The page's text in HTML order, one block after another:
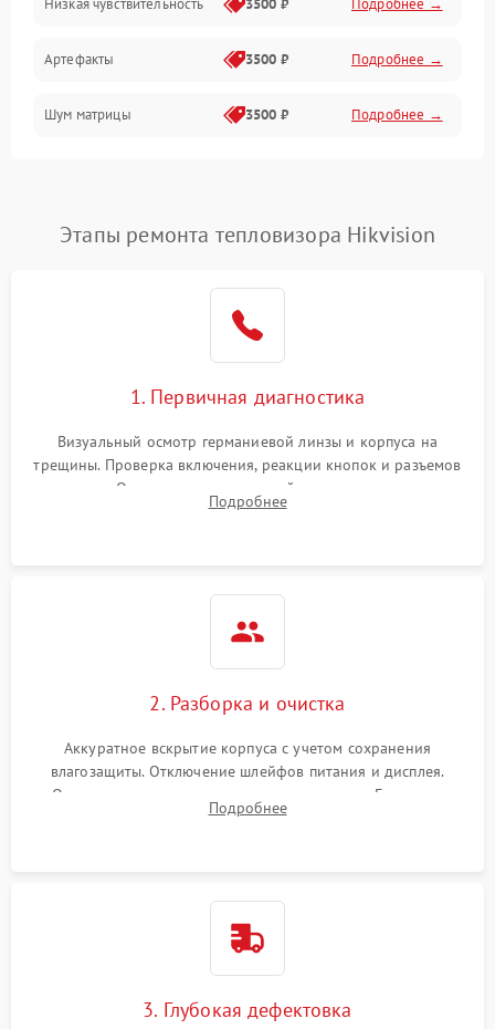
Измерения
Матрица
Проблемы питания
Сбои коммуникаций и интерфейсов
Экран (дисплей)
Артефакты 3500 ₽ Подробнее →
Шум матрицы 3500 ₽ Подробнее →
Этапы ремонта тепловизора Hikvision
1. Первичная диагностика
Визуальный осмотр германиевой линзы и корпуса на
трещины. Проверка включения, реакции кнопок и разъемов
зарядки. Оценка вывода тепловой сигнатуры на экран,
проверка базовых функций и считывание системных
Подробнее
2. Разборка и очистка
Аккуратное вскрытие корпуса с учетом сохранения
влагозащиты. Отключение шлейфов питания и дисплея.
Очистка внутренних плат от окислов и пыли. Бережная
обработка германиевого объектива специализированными
Подробнее
3. Глубокая дефектовка